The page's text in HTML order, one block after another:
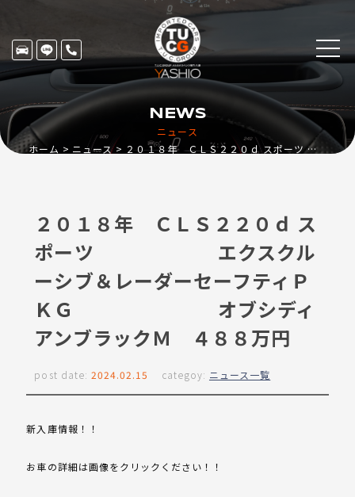
ニュース
NEWS
ホーム ニュース ２０１８年 ＣＬＳ２２０ｄ スポーツ エクスクルーシブ＆レーダーセーフティＰＫＧ オブシディアンブラックＭ ４８８万円
２０１８年 ＣＬＳ２２０ｄ ス
ポーツ エクスクル
ーシブ＆レーダーセーフティＰ
ＫＧ オブシディ
アンブラックＭ ４８８万円
post date: 2024.02.15 categoy: ニュース一覧
新入庫情報！！
お車の詳細は画像をクリックください！！